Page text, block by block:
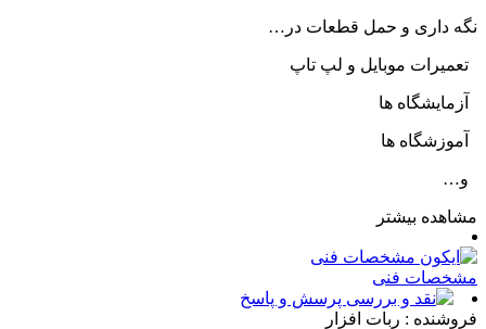
نگه داری و حمل قطعات در…
تعمیرات موبایل و لپ تاپ
آزمایشگاه ها
آموزشگاه ها
و…
مشاهده بیشتر
مشخصات فنی
پرسش و پاسخ
فروشنده : ربات افزار